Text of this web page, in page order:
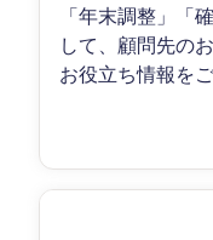
「年末調整」「
して、顧問先の
お役立ち情報を